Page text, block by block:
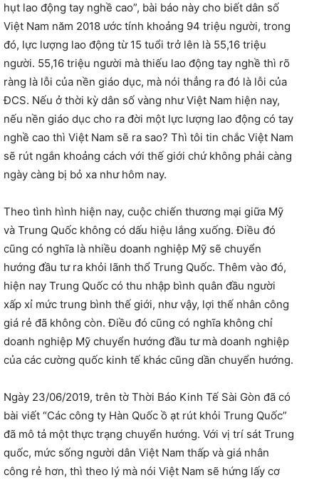
hụt lao động tay nghề cao”, bài báo này cho biết dân số
Việt Nam năm 2018 ước tính khoảng 94 triệu người, trong
đó, lực lượng lao động từ 15 tuổi trở lên là 55,16 triệu
người. 55,16 triệu người mà thiếu lao động tay nghề thì rõ
ràng là lỗi của nền giáo dục, mà nói thẳng ra đó là lỗi của
ĐCS. Nếu ở thời kỳ dân số vàng như Việt Nam hiện nay,
nếu nền giáo dục cho ra đời một lực lượng lao động có tay
nghề cao thì Việt Nam sẽ ra sao? Thì tôi tin chắc Việt Nam
sẽ rút ngắn khoảng cách với thế giới chứ không phải càng
ngày càng bị bỏ xa như hôm nay.
Theo tình hình hiện nay, cuộc chiến thương mại giữa Mỹ
và Trung Quốc không có dấu hiệu lắng xuống. Điều đó
cũng có nghĩa là nhiều doanh nghiệp Mỹ sẽ chuyển
hướng đầu tư ra khỏi lãnh thổ Trung Quốc. Thêm vào đó,
hiện nay Trung Quốc có thu nhập bình quân đầu người
xấp xỉ mức trung bình thế giới, như vậy, lợi thế nhân công
giá rẻ đã không còn. Điều đó cũng có nghĩa không chỉ
doanh nghiệp Mỹ chuyển hướng đầu tư mà doanh nghiệp
của các cường quốc kinh tế khác cũng dần chuyển hướng.
Ngày 23/06/2019, trên tờ Thời Báo Kinh Tế Sài Gòn đã có
bài viết “Các công ty Hàn Quốc ồ ạt rút khỏi Trung Quốc”
đã mô tả một thực trạng chuyển hướng. Với vị trí sát Trung
quốc, mức sống người dân Việt Nam thấp và giá nhân
công rẻ hơn, thì theo lý mà nói Việt Nam sẽ hứng lấy cơ